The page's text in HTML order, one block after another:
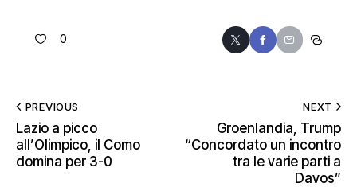
0
PREVIOUS
Lazio a picco
all’Olimpico, il Como
domina per 3-0
NEXT
Groenlandia, Trump
“Concordato un incontro
tra le varie parti a
Davos”